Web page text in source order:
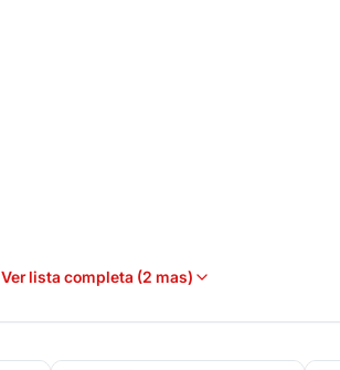
Ver lista completa (2 mas)